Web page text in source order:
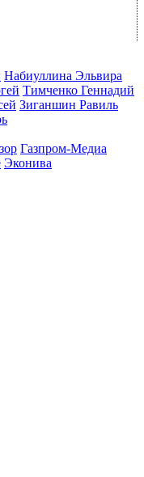
Набиуллина Эльвира
Тимченко Геннадий
Зиганшин Равиль
Газпром-Медиа
Эконива